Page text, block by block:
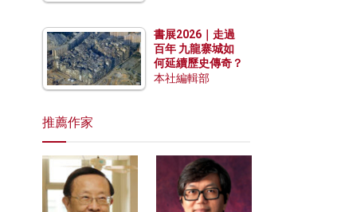
書展2026｜走過
百年 九龍寨城如
何延續歷史傳奇？
本社編輯部
推薦作家